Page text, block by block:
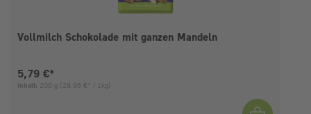
Vollmilch Schokolade mit ganzen Mandeln
Aktueller Preis:
5,79 €*
Inhalt: 200 g (28,95 €* / 1kg)